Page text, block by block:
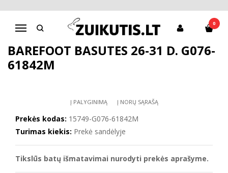
Navigacija
0
Pagrindinis
D.D.Step batai mergaitėms
Barefoot basutės 26-31 d. G076-61842M
BAREFOOT BASUTĖS 26-31 D. G076-
61842M
Į PALYGINIMĄ Į NORŲ SĄRAŠĄ
Prekės kodas: 15749-G076-61842M
Turimas kiekis: Prekė sandėlyje
Tikslūs batų išmatavimai nurodyti prekės aprašyme.